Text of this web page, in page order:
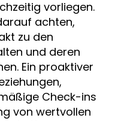
vorliegen.
achten,
zu den
und deren
Ein proaktiver
Check-ins
von wertvollen